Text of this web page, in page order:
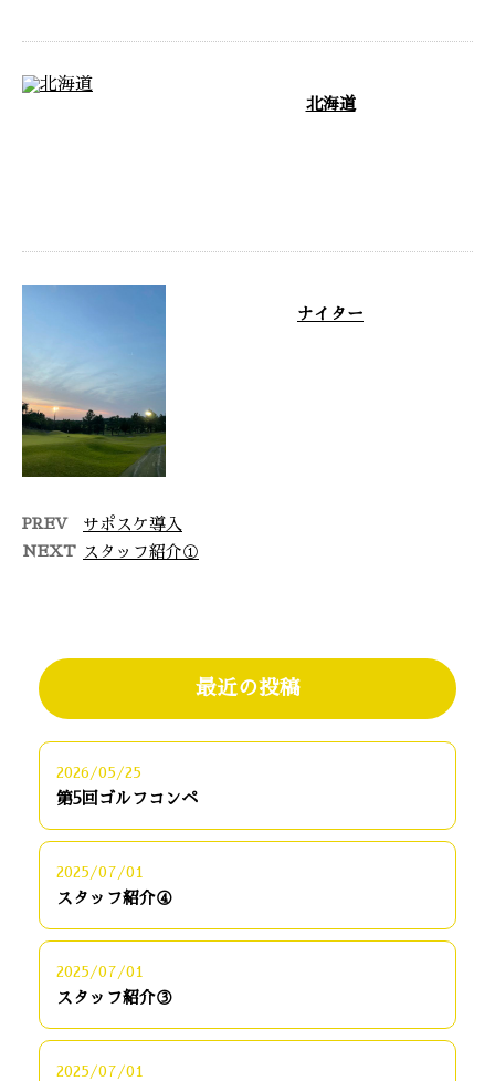
北海道
ナイター
PREV サポスケ導入
NEXT スタッフ紹介①
最近の投稿
2026/05/25
第5回ゴルフコンペ
2025/07/01
スタッフ紹介④
2025/07/01
スタッフ紹介③
2025/07/01